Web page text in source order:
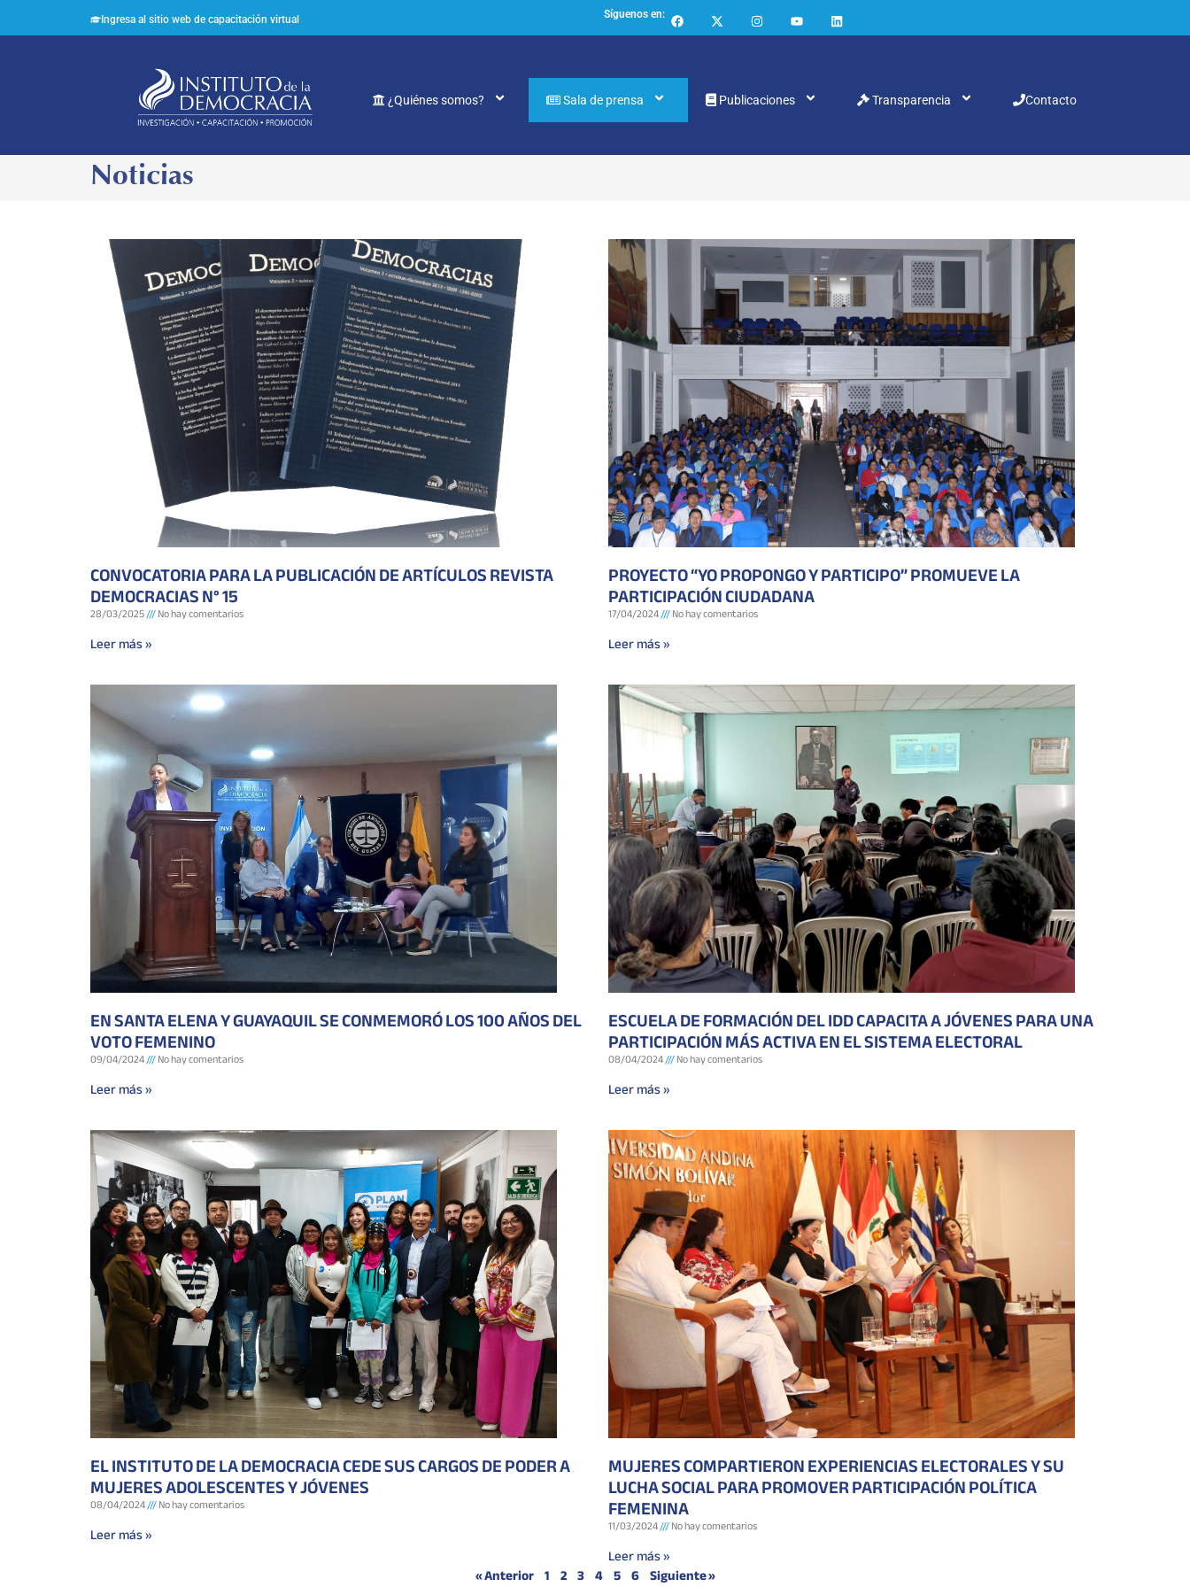
Ingresa al sitio web de capacitación virtual Síguenos en:
¿Quiénes somos? Sala de prensa Publicaciones Transparencia Contacto
Noticias
CONVOCATORIA PARA LA PUBLICACIÓN DE ARTÍCULOS REVISTA
DEMOCRACIAS N° 15
28/03/2025 No hay comentarios
Leer más »
PROYECTO “YO PROPONGO Y PARTICIPO” PROMUEVE LA
PARTICIPACIÓN CIUDADANA
17/04/2024 No hay comentarios
Leer más »
EN SANTA ELENA Y GUAYAQUIL SE CONMEMORÓ LOS 100 AÑOS DEL
VOTO FEMENINO
09/04/2024 No hay comentarios
Leer más »
ESCUELA DE FORMACIÓN DEL IDD CAPACITA A JÓVENES PARA UNA
PARTICIPACIÓN MÁS ACTIVA EN EL SISTEMA ELECTORAL
08/04/2024 No hay comentarios
Leer más »
EL INSTITUTO DE LA DEMOCRACIA CEDE SUS CARGOS DE PODER A
MUJERES ADOLESCENTES Y JÓVENES
08/04/2024 No hay comentarios
Leer más »
MUJERES COMPARTIERON EXPERIENCIAS ELECTORALES Y SU
LUCHA SOCIAL PARA PROMOVER PARTICIPACIÓN POLÍTICA
FEMENINA
11/03/2024 No hay comentarios
Leer más »
« Anterior 1 2 3 4 5 6 Siguiente »